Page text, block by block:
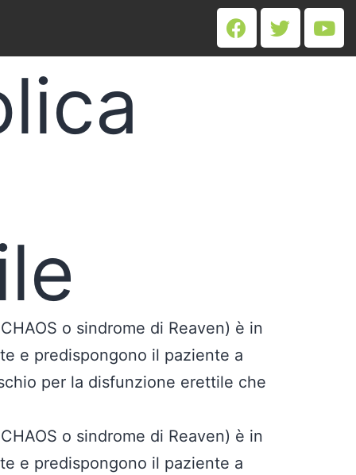
o sindrome di Reaven) è in
e predispongono il paziente a
per la disfunzione erettile che
o sindrome di Reaven) è in
e predispongono il paziente a